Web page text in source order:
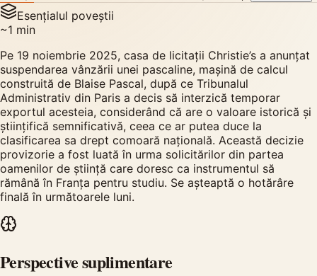
Esențialul poveștii
~1 min
Pe 19 noiembrie 2025, casa de licitații Christie’s a anunțat
suspendarea vânzării unei pascaline, mașină de calcul
construită de Blaise Pascal, după ce Tribunalul
Administrativ din Paris a decis să interzică temporar
exportul acesteia, considerând că are o valoare istorică și
științifică semnificativă, ceea ce ar putea duce la
clasificarea sa drept comoară națională. Această decizie
provizorie a fost luată în urma solicitărilor din partea
oamenilor de știință care doresc ca instrumentul să
rămână în Franța pentru studiu. Se așteaptă o hotărâre
finală în următoarele luni.
Perspective suplimentare